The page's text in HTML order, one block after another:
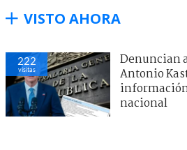
VISTO AHORA
222
visitas
Denuncian
Antonio
nacional